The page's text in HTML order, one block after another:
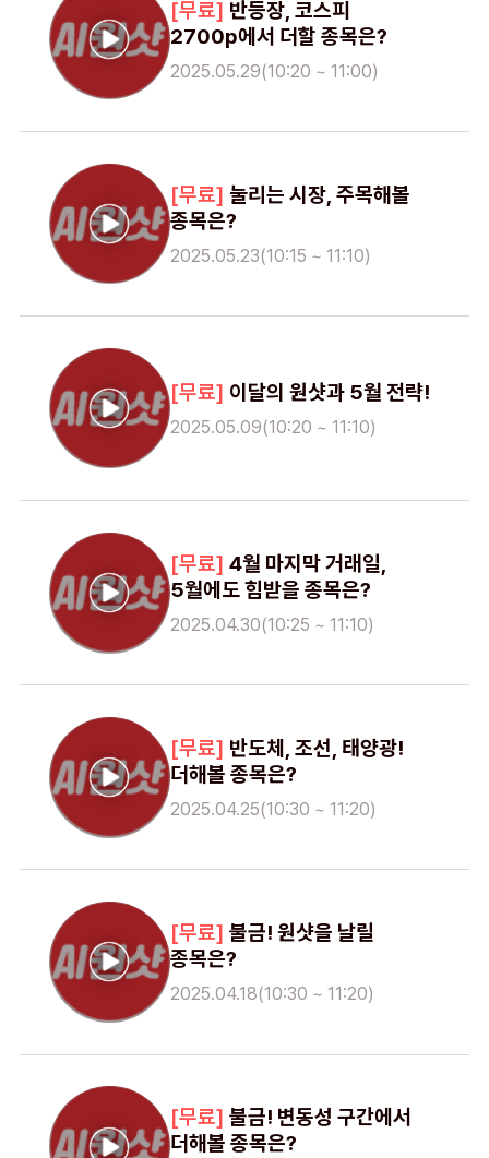
반등장, 코스피
2700p에서 더할 종목은?
2025.05.29(10:20 ~ 11:00)
눌리는 시장, 주목해볼
종목은?
2025.05.23(10:15 ~ 11:10)
이달의 원샷과 5월 전략!
2025.05.09(10:20 ~ 11:10)
4월 마지막 거래일,
5월에도 힘받을 종목은?
2025.04.30(10:25 ~ 11:10)
반도체, 조선, 태양광!
더해볼 종목은?
2025.04.25(10:30 ~ 11:20)
불금! 원샷을 날릴
종목은?
2025.04.18(10:30 ~ 11:20)
불금! 변동성 구간에서
더해볼 종목은?